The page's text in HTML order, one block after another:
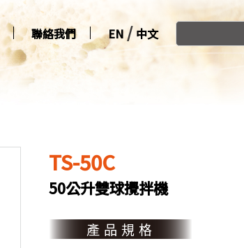
聯絡我們 EN/ 中文
TS-50C
50公升雙球攪拌機
產品規格